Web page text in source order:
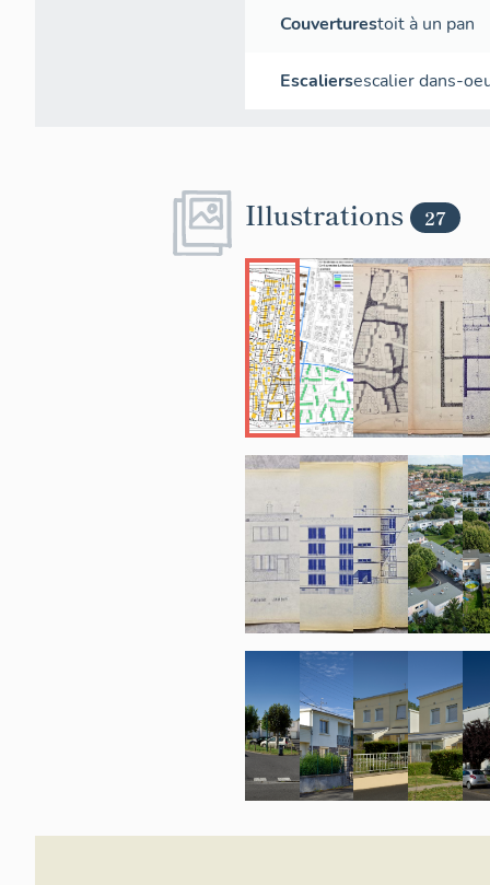
Couverturestoit à un pan
Escaliersescalier dans-
Illustrations 27